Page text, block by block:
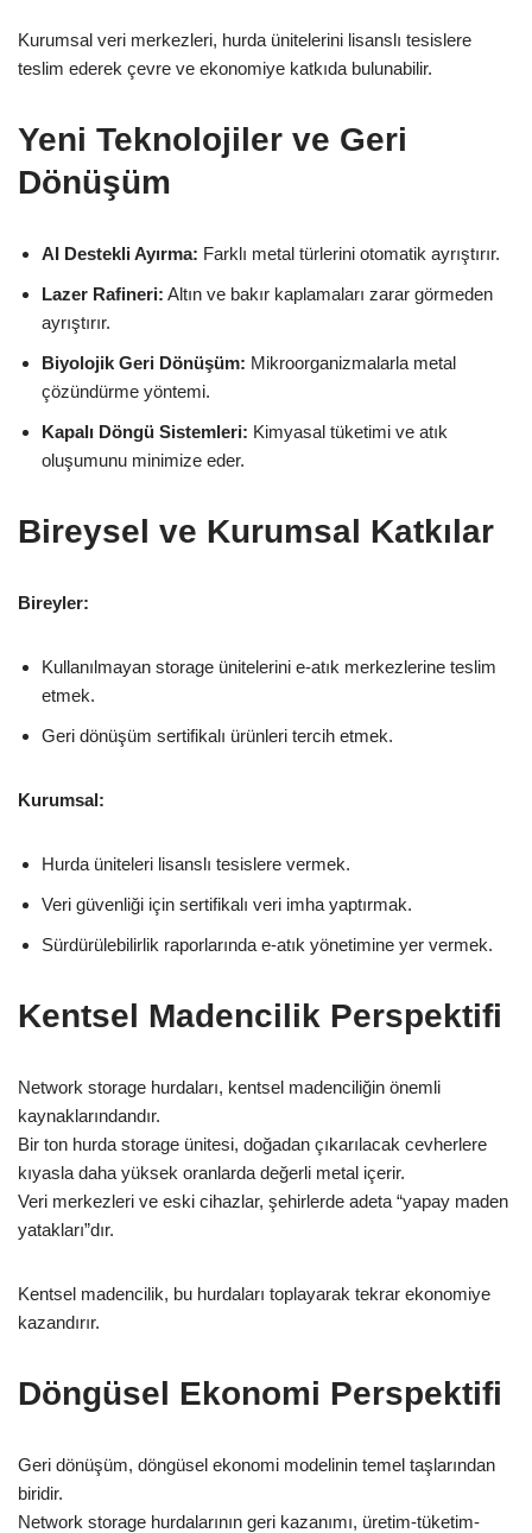
Kurumsal veri merkezleri, hurda ünitelerini lisanslı tesislere
teslim ederek çevre ve ekonomiye katkıda bulunabilir.
Yeni Teknolojiler ve Geri
Dönüşüm
AI Destekli Ayırma: Farklı metal türlerini otomatik ayrıştırır.
Lazer Rafineri: Altın ve bakır kaplamaları zarar görmeden
ayrıştırır.
Biyolojik Geri Dönüşüm: Mikroorganizmalarla metal
çözündürme yöntemi.
Kapalı Döngü Sistemleri: Kimyasal tüketimi ve atık
oluşumunu minimize eder.
Bireysel ve Kurumsal Katkılar
Bireyler:
Kullanılmayan storage ünitelerini e-atık merkezlerine teslim
etmek.
Geri dönüşüm sertifikalı ürünleri tercih etmek.
Kurumsal:
Hurda üniteleri lisanslı tesislere vermek.
Veri güvenliği için sertifikalı veri imha yaptırmak.
Sürdürülebilirlik raporlarında e-atık yönetimine yer vermek.
Kentsel Madencilik Perspektifi
Network storage hurdaları, kentsel madenciliğin önemli
kaynaklarındandır.
Bir ton hurda storage ünitesi, doğadan çıkarılacak cevherlere
kıyasla daha yüksek oranlarda değerli metal içerir.
Veri merkezleri ve eski cihazlar, şehirlerde adeta “yapay maden
yatakları”dır.
Kentsel madencilik, bu hurdaları toplayarak tekrar ekonomiye
kazandırır.
Döngüsel Ekonomi Perspektifi
Geri dönüşüm, döngüsel ekonomi modelinin temel taşlarından
biridir.
Network storage hurdalarının geri kazanımı, üretim-tüketim-